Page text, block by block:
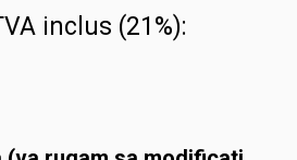
inclus (21%):